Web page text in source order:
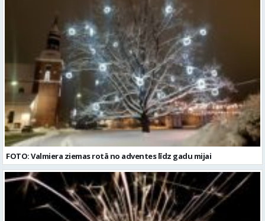
FOTO: Valmiera ziemas rotā no adventes līdz gadu mijai